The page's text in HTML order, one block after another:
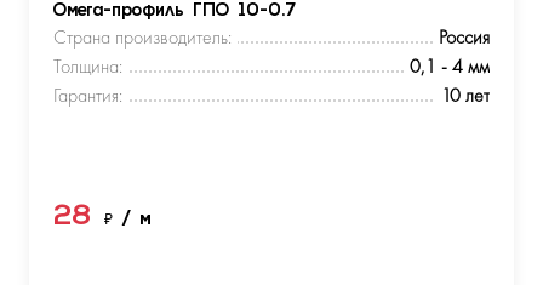
Омега-профиль ГПО 10-0.7
Страна производитель:
Россия
Толщина:
0,1 - 4 мм
Гарантия:
10 лет
28 ₽ / м